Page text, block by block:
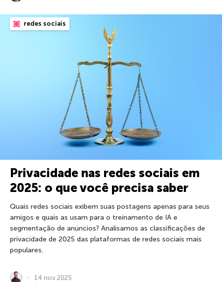
redes sociais
Privacidade nas redes sociais em
2025: o que você precisa saber
Quais redes sociais exibem suas postagens apenas para seus
amigos e quais as usam para o treinamento de IA e
segmentação de anúncios? Analisamos as classificações de
privacidade de 2025 das plataformas de redes sociais mais
populares.
14 nov 2025